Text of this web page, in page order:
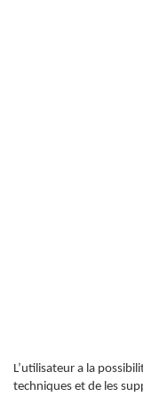
L’utilisateur a la
techniques et de les